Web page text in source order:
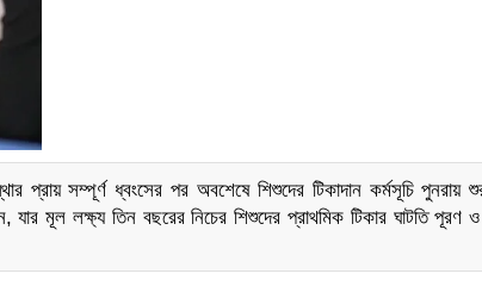
প্রায় সম্পূর্ণ ধ্বংসের পর অবশেষে শিশুদের টিকাদান কর্মসূচি পুনরায়
মূল লক্ষ্য তিন বছরের নিচের শিশুদের প্রাথমিক টিকার ঘাটতি পূরণ ও